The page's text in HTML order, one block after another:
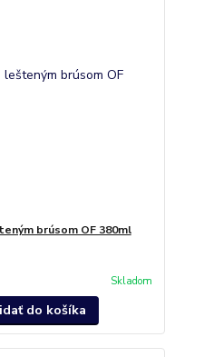
brúsom OF 380ml
Skladom
do košíka